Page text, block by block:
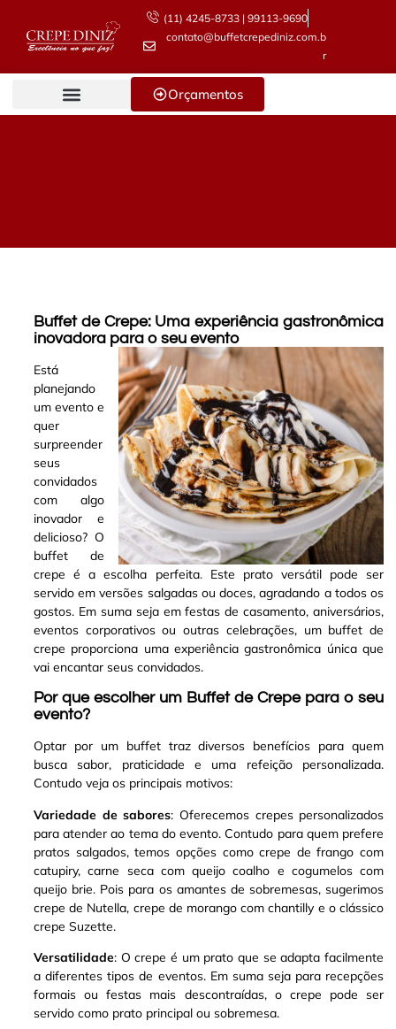
(11) 4245-8733 | 99113-9690
contato@buffetcrepediniz.com.b
r
Orçamentos
Buffet de Crepe: Uma experiência gastronômica
inovadora para o seu evento
Está
planejando
um evento e
quer
surpreender
seus
convidados
com algo
inovador e
delicioso? O
buffet de
crepe é a escolha perfeita.Este prato versátil pode ser
servido em versões salgadas ou doces, agradando a todos os
gostos. Em suma seja em festas de casamento, aniversários,
eventos corporativos ou outras celebrações, um buffet de
crepe proporciona uma experiência gastronômica única que
vai encantar seus convidados.
Por que escolher um Buffet de Crepe para o seu
evento?
Optar por um buffet traz diversos benefícios para quem
busca sabor, praticidade e uma refeição personalizada.
Contudo veja os principais motivos:
Variedade de sabores: Oferecemos crepes personalizados
para atender ao tema do evento. Contudo para quem prefere
pratos salgados, temos opções como crepe de frango com
catupiry, carne seca com queijo coalho e cogumelos com
queijo brie. Pois para os amantes de sobremesas, sugerimos
crepe de Nutella, crepe de morango com chantilly e o clássico
crepe Suzette.
Versatilidade: O crepe é um prato que se adapta facilmente
a diferentes tipos de eventos. Em suma seja para recepções
formais ou festas mais descontraídas, o crepe pode ser
servido como prato principal ou sobremesa.